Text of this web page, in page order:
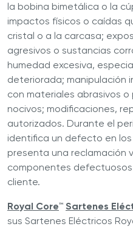
la bobina bimetálica o la
impactos físicos o caídas
cristal o a la carcasa;
agresivos o sustancias
humedad excesiva,
deteriorada; manipulación
con materiales abrasivos
nocivos; modificaciones,
autorizados. Durante el
identifica un defecto en
presenta una reclamación
componentes
cliente.
Royal Core™ Sartenes
sus Sartenes Eléctricos